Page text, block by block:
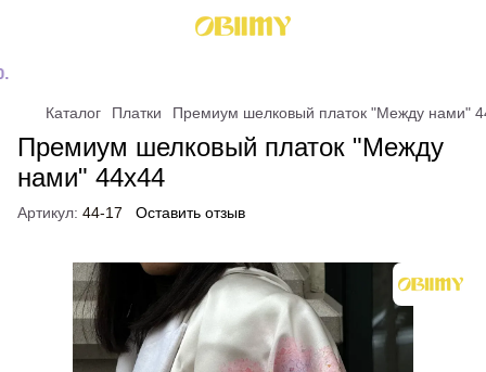
Каталог Платки Премиум шелковый платок "Между нами"
Премиум шелковый платок "Между
нами" 44х44
Артикул: 44-17 Оставить отзыв